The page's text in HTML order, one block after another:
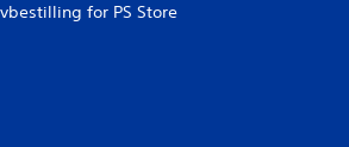
for PS Store